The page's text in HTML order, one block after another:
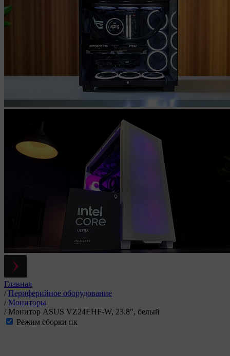
Главная
/ Периферийное оборудование
/ Мониторы
/ Монитор ASUS VZ24EHF-W, 23.8", белый
Режим сборки пк